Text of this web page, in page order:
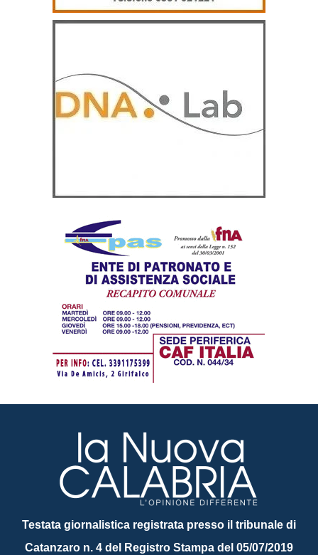
Testata giornalistica registrata presso il tribunale di
Catanzaro n. 4 del Registro Stampa del 05/07/2019